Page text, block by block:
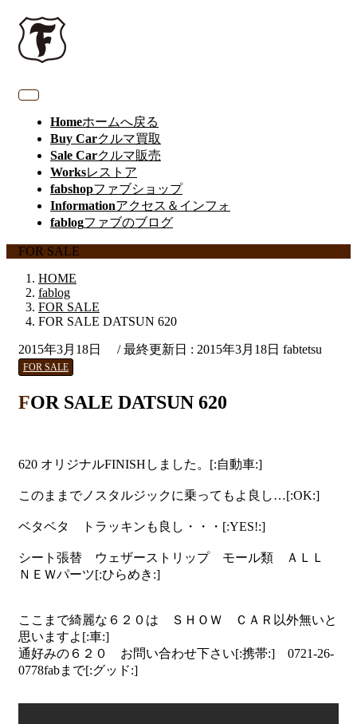
Homeホームへ戻る
Buy Carクルマ買取
Sale Carクルマ販売
Worksレストア
fabshopファブショップ
Informationアクセス＆インフォ
fablogファブのブログ
FOR SALE
HOME
fablog
FOR SALE
FOR SALE DATSUN 620
2015年3月18日 / 最終更新日 : 2015年3月18日 fabtetsu
FOR SALE
FOR SALE DATSUN 620
620 オリジナルFINISHしました。[:自動車:]
このままでノスタルジックに乗ってもよ良し…[:OK:]
ベタベタ トラッキンも良し・・・[:YES!:]
シート張替 ウェザーストリップ モール類 ＡＬＬ
ＮＥＷパーツ[:ひらめき:]
ここまで綺麗な６２０は ＳＨＯＷ ＣＡＲ以外無いと
思いますよ[:車:]
通好みの６２０ お問い合わせ下さい[:携帯:] 0721-26-
0778fabまで[:グッド:]